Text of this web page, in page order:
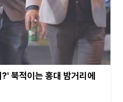
북적이는 홍대 밤거리에